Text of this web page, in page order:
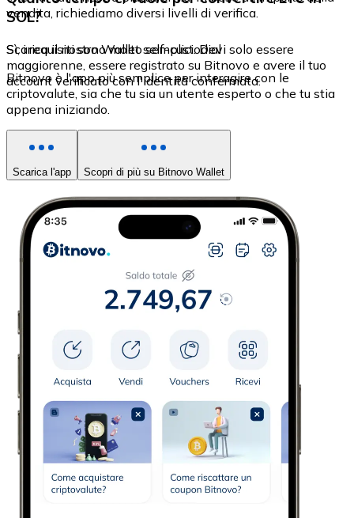
vendita, richiediamo diversi livelli di verifica.
SOL?
Sì, i requisiti sono molto semplici. Devi solo essere
maggiorenne, essere registrato su Bitnovo e avere il tuo
account verificato con l'identità confermata.
Scarica il nostro Wallet self-custodial
Bitnovo è l'app più semplice per interagire con le
criptovalute, sia che tu sia un utente esperto o che tu stia
appena iniziando.
Scarica l'app Scopri di più su Bitnovo Wallet